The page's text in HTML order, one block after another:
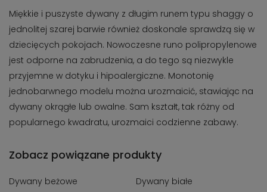
Miękkie i puszyste dywany z długim runem typu shaggy o
jednolitej szarej barwie również doskonale sprawdzą się w
dziecięcych pokojach. Nowoczesne runo polipropylenowe
jest odporne na zabrudzenia, a do tego są niezwykle
przyjemne w dotyku i hipoalergiczne. Monotonię
jednobarwnego modelu można urozmaicić, stawiając na
dywany okrągłe lub owalne. Sam kształt, tak różny od
popularnego kwadratu, urozmaici codzienne zabawy.
Zobacz powiązane produkty
Dywany beżowe
Dywany białe